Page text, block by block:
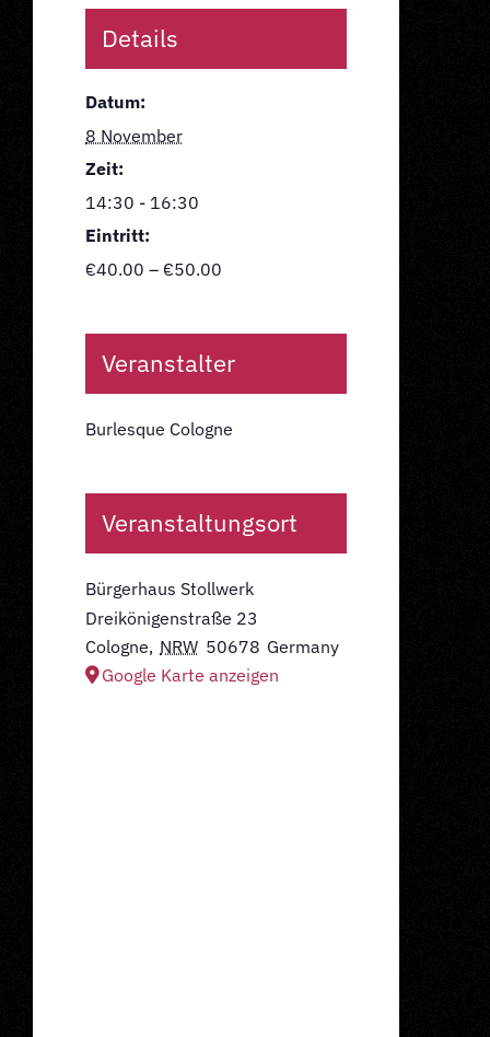
Details
Datum:
8 November
Zeit:
14:30 - 16:30
Eintritt:
€40.00 – €50.00
Veranstalter
Burlesque Cologne
Veranstaltungsort
Bürgerhaus Stollwerk
Dreikönigenstraße 23
Cologne, NRW 50678 Germany
Google Karte anzeigen